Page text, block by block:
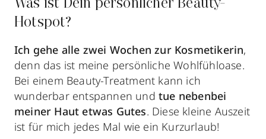
Was ist Dein persönlicher Beauty-
Hotspot?
Ich gehe alle zwei Wochen zur Kosmetikerin,
denn das ist meine persönliche Wohlfühloase.
Bei einem Beauty-Treatment kann ich
wunderbar entspannen und tue nebenbei
meiner Haut etwas Gutes. Diese kleine Auszeit
ist für mich jedes Mal wie ein Kurzurlaub!